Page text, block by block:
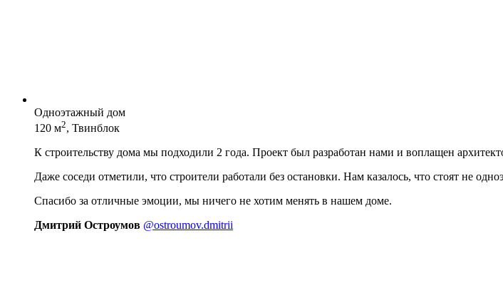
Одноэтажный дом
120 м2, Твинблок
К строительству дома мы подходили 2 года. Проект был разработан нами и воплащен
Даже соседи отметили, что строители работали без остановки. Нам казалось, что стоят не
Спасибо за отличные эмоции, мы ничего не хотим менять в нашем доме.
Дмитрий Остроумов @ostroumov.dmitrii